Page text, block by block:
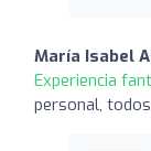
María Isabel
Experiencia
personal,